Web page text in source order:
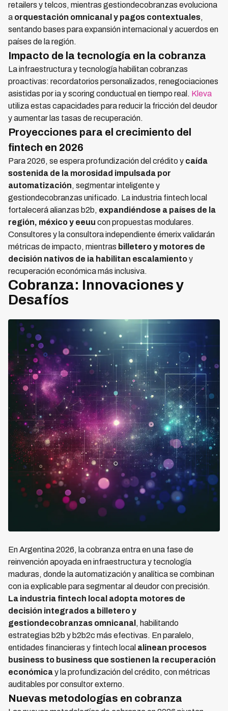
retailers y telcos, mientras gestiondecobranzas evoluciona
a orquestación omnicanal y pagos contextuales,
sentando bases para expansión internacional y acuerdos en
países de la región.
Impacto de la tecnología en la cobranza
La infraestructura y tecnología habilitan cobranzas
proactivas: recordatorios personalizados, renegociaciones
asistidas por ia y scoring conductual en tiempo real. Kleva
utiliza estas capacidades para reducir la fricción del deudor
y aumentar las tasas de recuperación.
Proyecciones para el crecimiento del
fintech en 2026
Para 2026, se espera profundización del crédito y caída
sostenida de la morosidad impulsada por
automatización, segmentar inteligente y
gestiondecobranzas unificado. La industria fintech local
fortalecerá alianzas b2b, expandiéndose a países de la
región, méxico y eeuu con propuestas modulares.
Consultores y la consultora independiente émerix validarán
métricas de impacto, mientras billetero y motores de
decisión nativos de ia habilitan escalamientoy
recuperación económica más inclusiva.
Cobranza: Innovaciones y
Desafíos
En Argentina 2026, la cobranza entra en una fase de
reinvención apoyada en infraestructura y tecnología
maduras, donde la automatización y analítica se combinan
con ia explicable para segmentar al deudor con precisión.
La industria fintech local adopta motores de
decisión integrados a billetero y
gestiondecobranzas omnicanal , habilitando
estrategias b2b y b2b2c más efectivas. En paralelo,
entidades financieras y fintech local alinean procesos
business to business que sostienen la recuperación
económicay la profundización del crédito, con métricas
auditables por consultor externo.
Nuevas metodologías en cobranza